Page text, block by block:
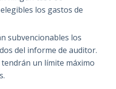
los gastos de
subvencionables los
del informe de auditor.
un límite máximo